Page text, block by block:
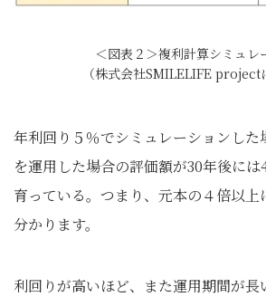
＜図表２＞複利計算シミュレ
（株式会社SMILELIFE project
年利回り５％でシミュレーションした
を運用した場合の評価額が30年後に
育っている。つまり、元本の４倍以上
分かります。
利回りが高いほど、また運用期間が長